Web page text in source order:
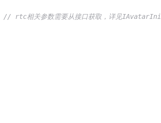
// rtc相关参数需要从接口获取，详见